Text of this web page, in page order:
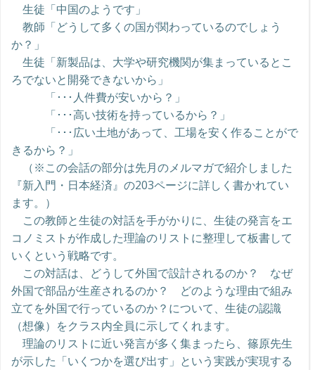
生徒「中国のようです」
教師「どうして多くの国が関わっているのでしょう
か？」
生徒「新製品は、大学や研究機関が集まっているとこ
ろでないと開発できないから」
「･･･人件費が安いから？」
「･･･高い技術を持っているから？」
「･･･広い土地があって、工場を安く作ることがで
きるから？」
（※この会話の部分は先月のメルマガで紹介しました
『新入門・日本経済』の203ページに詳しく書かれてい
ます。）
この教師と生徒の対話を手がかりに、生徒の発言をエ
コノミストが作成した理論のリストに整理して板書して
いくという戦略です。
この対話は、どうして外国で設計されるのか？ なぜ
外国で部品が生産されるのか？ どのような理由で組み
立てを外国で行っているのか？について、生徒の認識
（想像）をクラス内全員に示してくれます。
理論のリストに近い発言が多く集まったら、篠原先生
が示した「いくつかを選び出す」という実践が実現する